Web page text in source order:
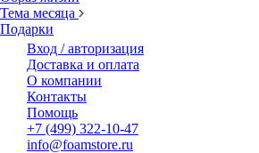
Тема месяца
Подарки
Вход / авторизация
Доставка и оплата
О компании
Контакты
Помощь
+7 (499) 322-10-47
info@foamstore.ru